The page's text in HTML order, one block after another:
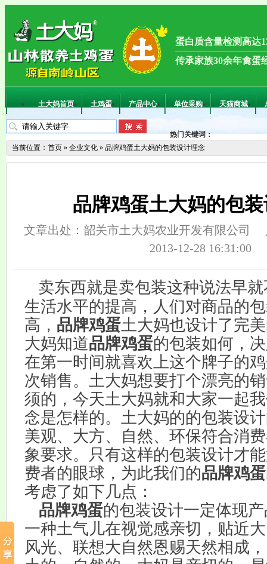
蛋白质含量检测高达
传承家族30余年禽蛋
土大妈首页 土鸡蛋 产品中心 单位采购 天猫商城
热门关键词：
当前位置： 首页 » 企业文化 » 品牌鸡蛋土大妈的包装设计理念
品牌鸡蛋土大妈的包
文章出处：韶关市土大妈农业开发有限公司
2013-12-28 16:31:00
卖东西就是卖包装这种说法早
生活水平的提高，人们对商品的
高， 品牌鸡蛋土大妈也设计了完
大妈知道品牌鸡蛋的包装如何，
在第一时间就喜欢上这个牌子的
次销售。土大妈想要打个漂亮的
须的，今天土大妈就和大家一起
念是怎样的。土大妈的的包装设
美观、大方、自然、环保符合消
象要求。只有这样的包装设计才
费者的眼球，为此我们的品牌鸡蛋
考虑了如下几点：
品牌鸡蛋的包装设计一定体现
一种土气儿在视觉感亲切，贴近
风光、联想大自然恩赐天然相成